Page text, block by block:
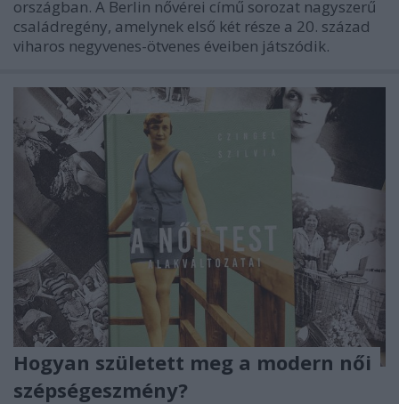
országban. A Berlin nővérei című sorozat nagyszerű
családregény, amelynek első két része a 20. század
viharos negyvenes-ötvenes éveiben játszódik.
Hogyan született meg a modern női
szépségeszmény?